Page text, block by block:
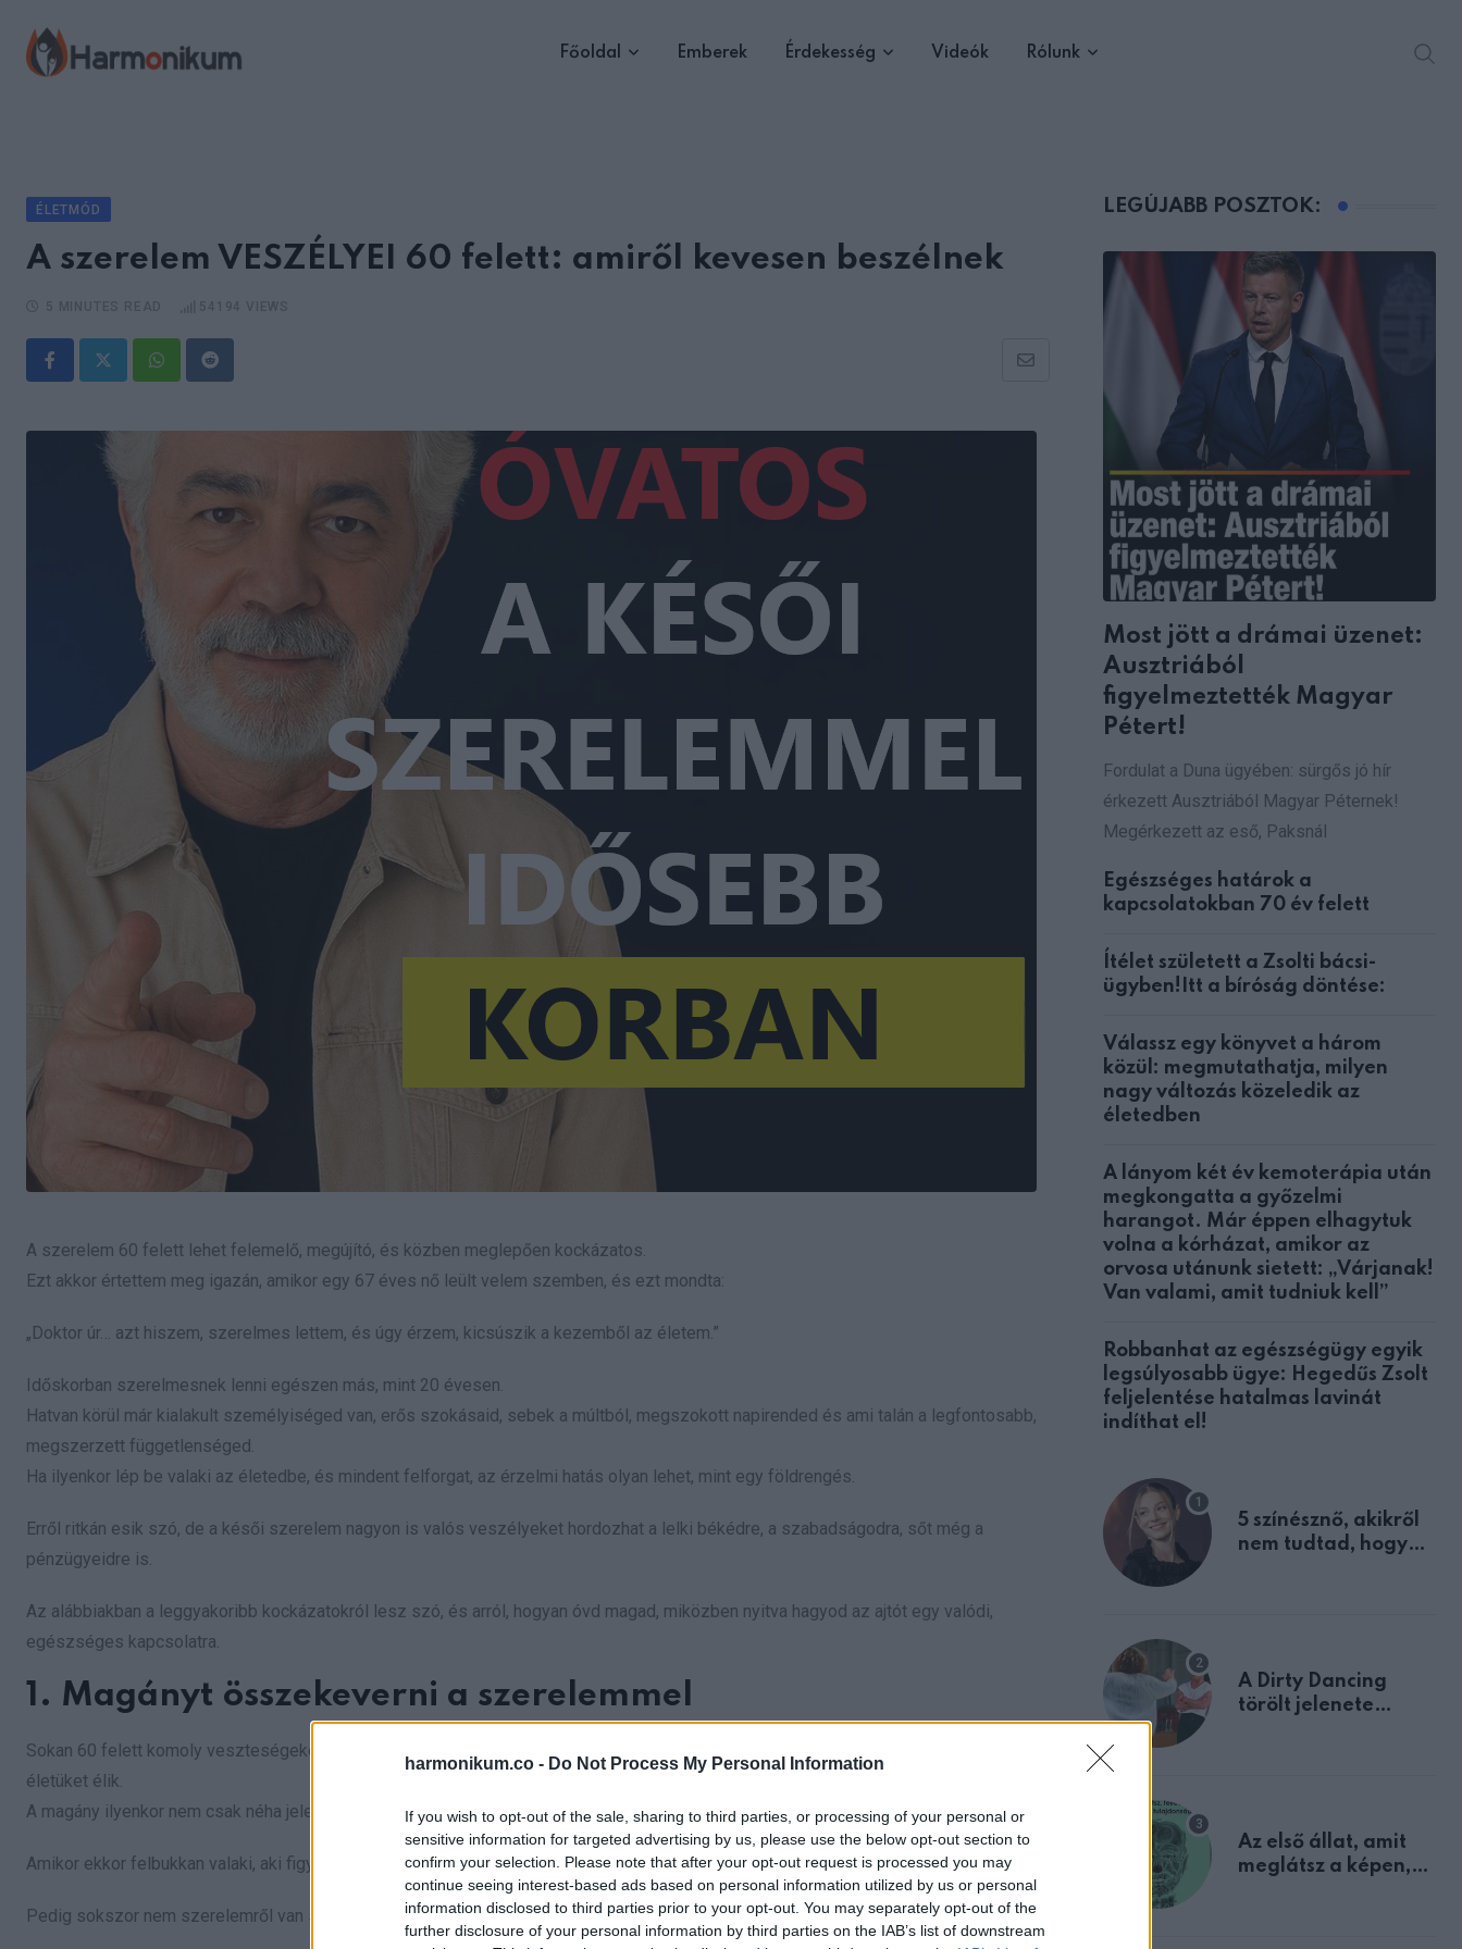
harmonikum.co - Do Not Process My Personal Information
If you wish to opt-out of the sale, sharing to third parties, or processing of your personal or
sensitive information for targeted advertising by us, please use the below opt-out section to
confirm your selection. Please note that after your opt-out request is processed you may
continue seeing interest-based ads based on personal information utilized by us or personal
information disclosed to third parties prior to your opt-out. You may separately opt-out of the
further disclosure of your personal information by third parties on the IAB’s list of downstream
content
Főoldal Emberek Érdekesség Videók Rólunk
ÉLETMÓD
A szerelem VESZÉLYEI 60 felett: amiről kevesen beszélnek
WhatsappReddit
Share
Email
A szerelem 60 felett lehet felemelő, megújító, és közben meglepően kockázatos.
Ezt akkor értettem meg igazán, amikor egy 67 éves nő leült velem szemben, és ezt mondta:
„Doktor úr… azt hiszem, szerelmes lettem, és úgy érzem, kicsúszik a kezemből az életem.”
Időskorban szerelmesnek lenni egészen más, mint 20 évesen.
Hatvan körül már kialakult személyiséged van, erős szokásaid, sebek a múltból, megszokott napirended és ami talán a legfontosabb,
megszerzett függetlenséged.
Ha ilyenkor lép be valaki az életedbe, és mindent felforgat, az érzelmi hatás olyan lehet, mint egy földrengés.
Erről ritkán esik szó, de a késői szerelem nagyon is valós veszélyeket hordozhat a lelki békédre, a szabadságodra, sőt még a
pénzügyeidre is.
Az alábbiakban a leggyakoribb kockázatokról lesz szó, és arról, hogyan óvd magad, miközben nyitva hagyod az ajtót egy valódi,
egészséges kapcsolatra.
1. Magányt összekeverni a szerelemmel
Sokan 60 felett komoly veszteségeket élnek át; válás, özvegység, megszakadt barátságok, vagy az, hogy a gyerekek már a saját
életüket élik.
A magány ilyenkor nem csak néha jelentkezik, hanem állandó, mély érzéssé válik.
Amikor ekkor felbukkan valaki, aki figyelmes, kedves és jelen van, az agy sokszor ezt az enyhülést nevezi szerelemnek.
Pedig sokszor nem szerelemről van szó, hanem szükségletről.
LEGÚJABB POSZTOK:
Most jött a drámai üzenet:
Ausztriából
figyelmeztették Magyar
Pétert!
Fordulat a Duna ügyében: sürgős jó hír
érkezett Ausztriából Magyar Péternek!
Megérkezett az eső, Paksnál
Egészséges határok a
kapcsolatokban 70 év felett
Ítélet született a Zsolti bácsi-
ügyben!Itt a bíróság döntése:
Válassz egy könyvet a három
közül: megmutathatja, milyen
nagy változás közeledik az
életedben
A lányom két év kemoterápia után
megkongatta a győzelmi
harangot. Már éppen elhagytuk
volna a kórházat, amikor az
orvosa utánunk sietett: „Várjanak!
Van valami, amit tudniuk kell”
Robbanhat az egészségügy egyik
legsúlyosabb ügye: Hegedűs Zsolt
feljelentése hatalmas lavinát
indíthat el!
5 színésznő, akikről
nem tudtad, hogy
A Dirty Dancing
törölt jelenete
Az első állat, amit
meglátsz a képen,